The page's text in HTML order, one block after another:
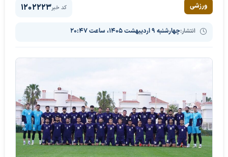
ورزشی
انتشار:چهارشنبه ۹ اردیبهشت ۱۴۰۵، ساعت ۲۰:۴۷
کد خبر1202223